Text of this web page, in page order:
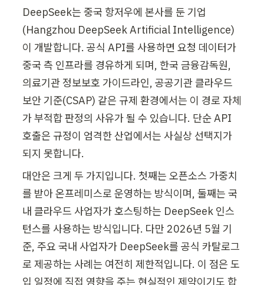
DeepSeek는 중국 항저우에 본사를 둔 기업
(Hangzhou DeepSeek Artificial Intelligence)
이 개발합니다. 공식 API를 사용하면 요청 데이터가
중국 측 인프라를 경유하게 되며, 한국 금융감독원,
의료기관 정보보호 가이드라인, 공공기관 클라우드
보안 기준(CSAP) 같은 규제 환경에서는 이 경로 자체
가 부적합 판정의 사유가 될 수 있습니다. 단순 API
호출은 규정이 엄격한 산업에서는 사실상 선택지가
되지 못합니다.
대안은 크게 두 가지입니다. 첫째는 오픈소스 가중치
를 받아 온프레미스로 운영하는 방식이며, 둘째는 국
내 클라우드 사업자가 호스팅하는 DeepSeek 인스
턴스를 사용하는 방식입니다. 다만 2026년 5월 기
준, 주요 국내 사업자가 DeepSeek를 공식 카탈로그
로 제공하는 사례는 여전히 제한적입니다. 이 점은 도
입 일정에 직접 영향을 주는 현실적인 제약이기도 합